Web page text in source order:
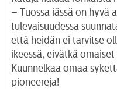
– Tuossa iässä on hyvä
tulevaisuudessa
että heidän ei tarvitse
ikeessä, eivätkä
Kuunnelkaa omaa
pioneereja!